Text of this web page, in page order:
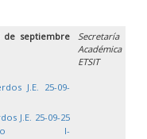
de septiembre
J.E. 25-09-
J.E. 25-09-25
I-
Secretaría
Académica
ETSIT